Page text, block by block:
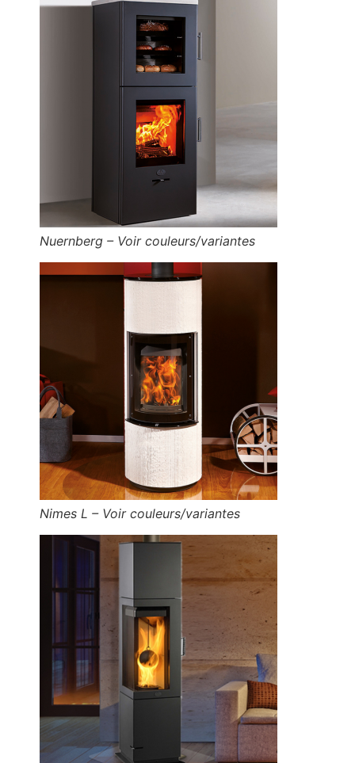
Nuernberg – Voir couleurs/variantes
Nimes L – Voir couleurs/variantes